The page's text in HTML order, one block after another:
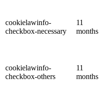
cookielawinfo-
checkbox-necessary
11
months
cookielawinfo-
checkbox-others
11
months